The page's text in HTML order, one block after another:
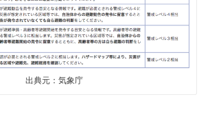
出典元：気象庁